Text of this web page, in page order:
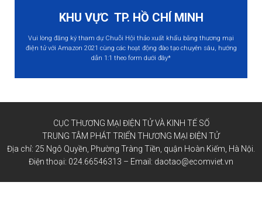
KHU VỰC TP. HỒ CHÍ MINH
Vui lòng đăng ký tham dự Chuỗi Hội thảo xuất khẩu bằng thương mại
điện tử với Amazon 2021 cùng các hoạt động đào tạo chuyên sâu, hướng
dẫn 1:1 theo form dưới đây*
CỤC THƯƠNG MẠI ĐIỆN TỬ VÀ KINH TẾ SỐ
TRUNG TÂM PHÁT TRIỂN THƯƠNG MẠI ĐIỆN TỬ
Địa chỉ: 25 Ngô Quyền, Phường Tràng Tiền, quận Hoàn Kiếm, Hà Nội.
Điện thoại: 024.66546313 – Email: daotao@ecomviet.vn